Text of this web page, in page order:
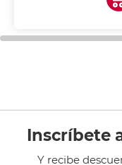
Inscríbete
Y recibe